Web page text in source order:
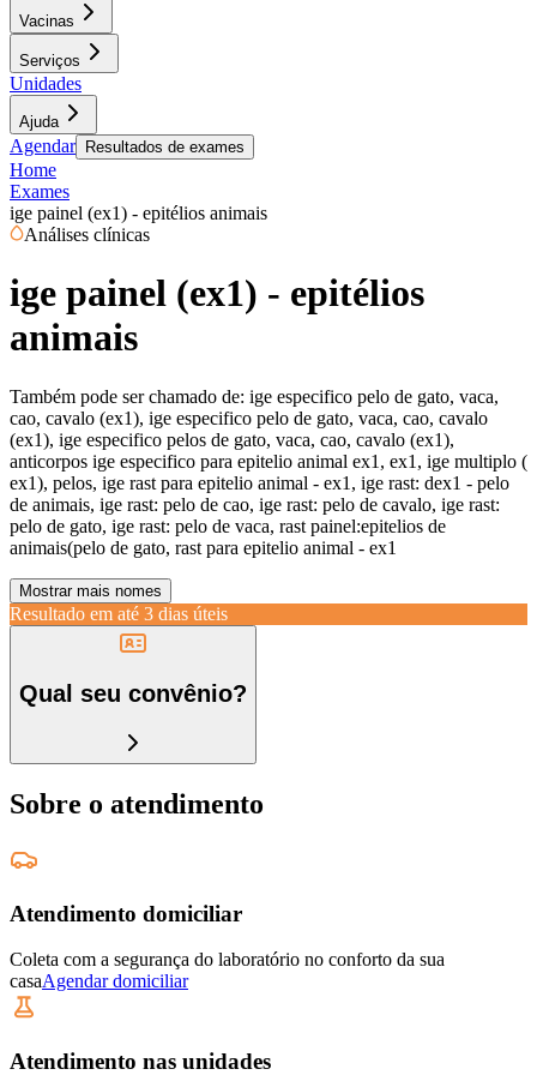
Vacinas
Serviços
Unidades
Ajuda
Agendar Resultados de exames
Home
Exames
ige painel (ex1) - epitélios animais
Análises clínicas
ige painel (ex1) - epitélios
animais
Também pode ser chamado de: ige especifico pelo de gato, vaca,
cao, cavalo (ex1), ige especifico pelo de gato, vaca, cao, cavalo
(ex1), ige especifico pelos de gato, vaca, cao, cavalo (ex1),
anticorpos ige especifico para epitelio animal ex1, ex1, ige multiplo (
ex1), pelos, ige rast para epitelio animal - ex1, ige rast: dex1 - pelo
de animais, ige rast: pelo de cao, ige rast: pelo de cavalo, ige rast:
pelo de gato, ige rast: pelo de vaca, rast painel:epitelios de
animais(pelo de gato, rast para epitelio animal - ex1
Mostrar mais nomes
Resultado em até 3 dias úteis
Qual seu convênio?
Sobre o atendimento
Atendimento domiciliar
Coleta com a segurança do laboratório no conforto da sua
casaAgendar domiciliar
Atendimento nas unidades